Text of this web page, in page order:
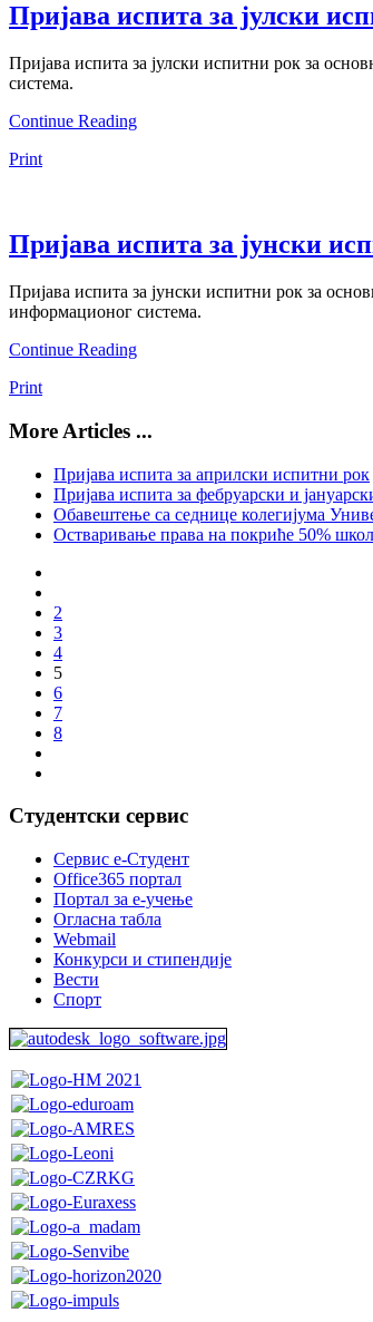
Пријава испита за јулски
Пријава испита за јулски испитни рок за
система.
Continue Reading
Print
Пријава испита за јунски
Пријава испита за јунски испитни рок за
информационог система.
Continue Reading
Print
More Articles ...
Пријава испита за априлски испитни рок
Пријава испита за фебруарски и
Обавештење са седнице колегијума
Остваривање права на покриће 50%
2
3
4
5
6
7
8
Студентски сервис
Сервис е-Студент
Office365 портал
Портал за е-учење
Огласна табла
Webmail
Конкурси и стипендије
Вести
Спорт